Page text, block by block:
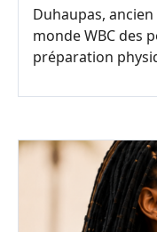
Duhaupas,
monde WBC des
préparation